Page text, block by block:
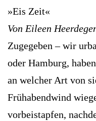
»Eis Zeit«
Von Eileen
Zugegeben – wir
oder Hamburg,
an welcher Art von
Frühabendwind
vorbeistapfen,